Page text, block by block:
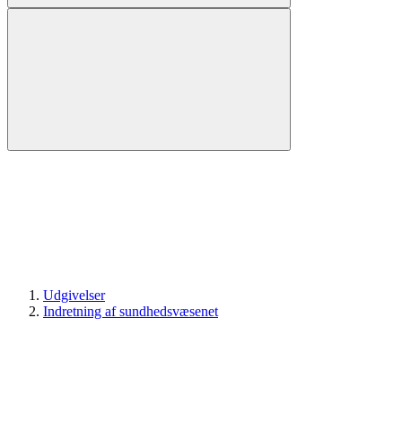
Udgivelser
Indretning af sundhedsvæsenet